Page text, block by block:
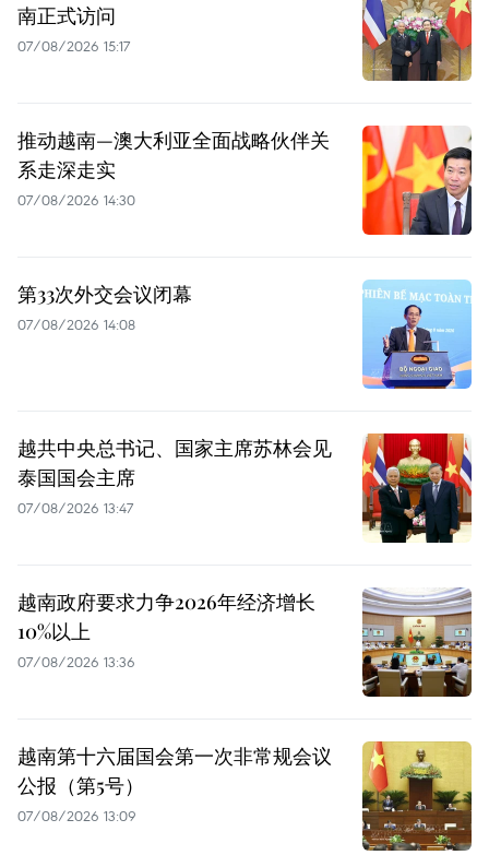
南正式访问
07/08/2026 15:17
推动越南—澳大利亚全面战略伙伴关
系走深走实
07/08/2026 14:30
第33次外交会议闭幕
07/08/2026 14:08
越共中央总书记、国家主席苏林会见
泰国国会主席
07/08/2026 13:47
越南政府要求力争2026年经济增长
10%以上
07/08/2026 13:36
越南第十六届国会第一次非常规会议
公报（第5号）
07/08/2026 13:09